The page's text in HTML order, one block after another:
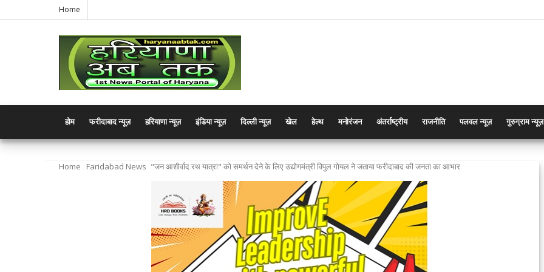
Home
होम फरीदाबाद न्यूज़ हरियाणा न्यूज़ इंडिया न्यूज़ दिल्ली न्यूज़ खेल हेल्थ मनोरंजन अंतर्राष्ट्रीय राजनीति पलवल न्यूज़ गुरुग्राम न्यूज़
Home Faridabad News "जन आशीर्वाद रथ यात्रा" को समर्थन देने के लिए उद्योगमंत्री विपुल गोयल ने जताया फरीदाबाद की जनता का आभार